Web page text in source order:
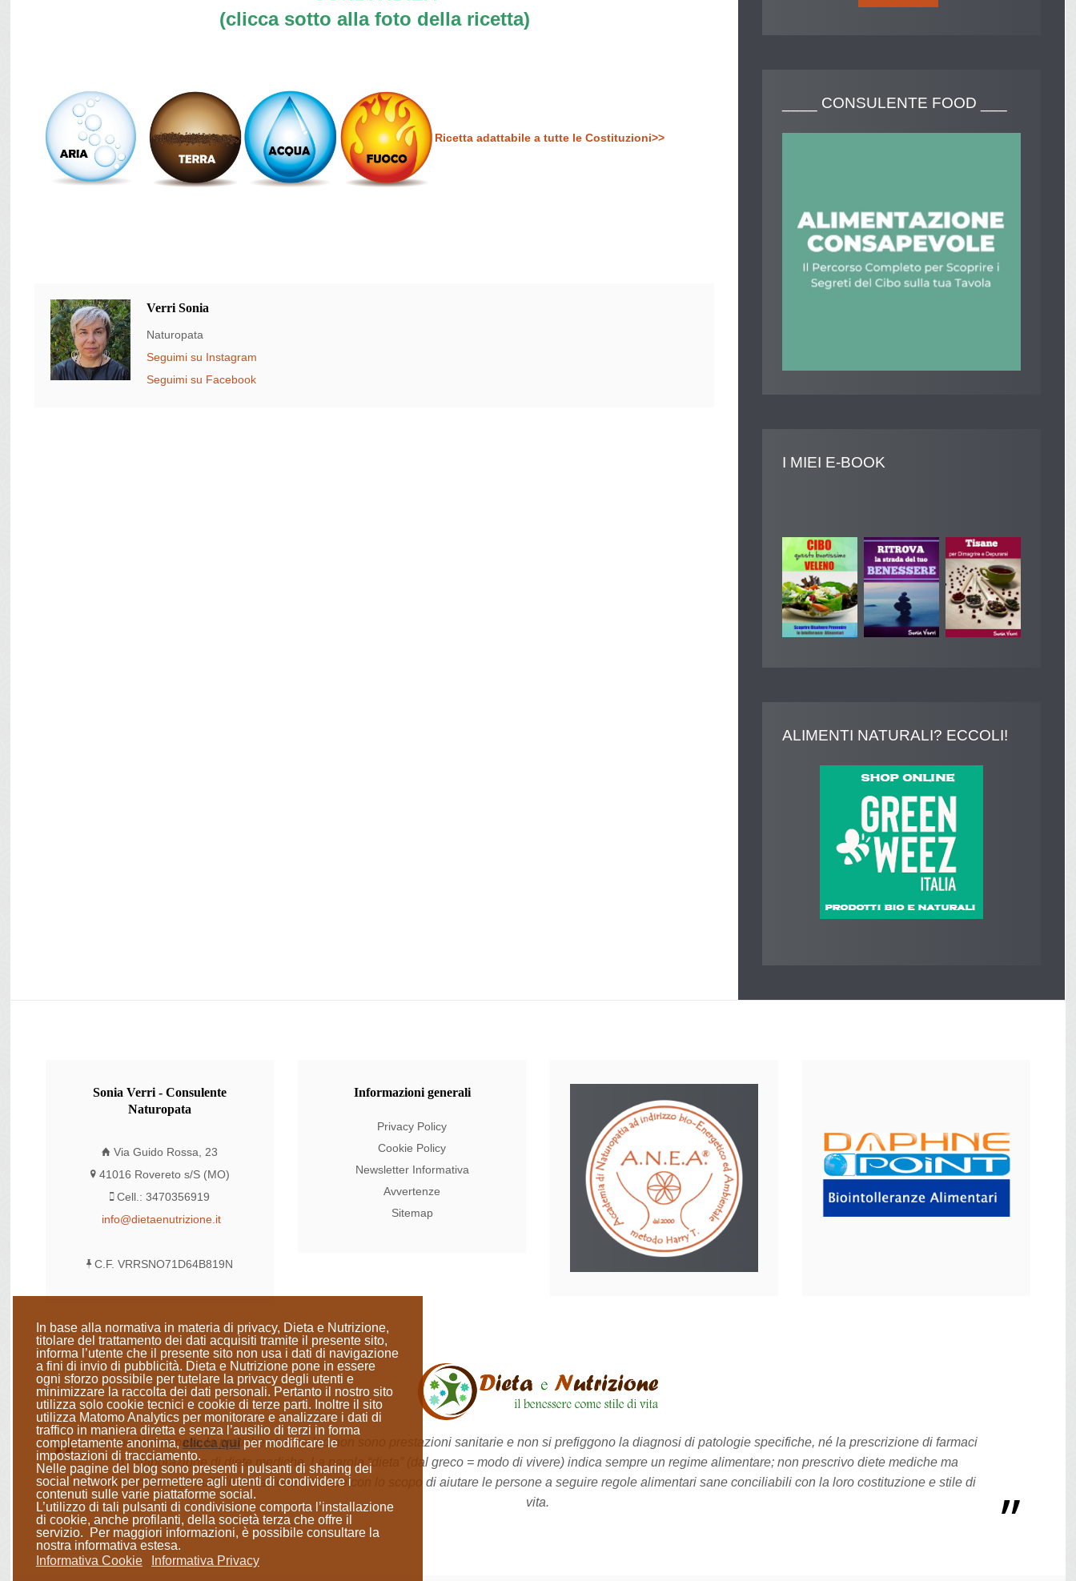
In base alla normativa in materia di privacy, Dieta e Nutrizione,
titolare del trattamento dei dati acquisiti tramite il presente sito,
informa l’utente che il presente sito non usa i dati di navigazione
a fini di invio di pubblicità. Dieta e Nutrizione pone in essere
ogni sforzo possibile per tutelare la privacy degli utenti e
minimizzare la raccolta dei dati personali. Pertanto il nostro sito
utilizza solo cookie tecnici e cookie di terze parti. Inoltre il sito
utilizza Matomo Analytics per monitorare e analizzare i dati di
traffico in maniera diretta e senza l’ausilio di terzi in forma
completamente anonima, clicca qui per modificare le
impostazioni di tracciamento.
Nelle pagine del blog sono presenti i pulsanti di sharing dei
social network per permettere agli utenti di condividere i
contenuti sulle varie piattaforme social.
L’utilizzo di tali pulsanti di condivisione comporta l’installazione
di cookie, anche profilanti, della società terza che offre il
servizio. Per maggiori informazioni, è possibile consultare la
nostra informativa estesa.
Informativa Cookie
Informativa Privacy
(clicca sotto alla foto della ricetta)
Ricetta adattabile a tutte le Costituzioni>>
Verri Sonia
Naturopata
Seguimi su Instagram
Seguimi su Facebook
CONSULENTE FOOD ___
I MIEI E-BOOK
ALIMENTI NATURALI? ECCOLI!
SoniaVerri - Consulente
Naturopata
Via Guido Rossa, 23
41016 Rovereto s/S (MO)
Cell.: 3470356919
info@dietaenutrizione.it
C.F. VRRSNO71D64B819N
Informazionigenerali
Privacy Policy
Cookie Policy
Newsletter Informativa
Avvertenze
Sitemap
Come Naturopata, le pratiche che svolgo non sono prestazioni sanitarie e non si prefiggono la diagnosi di patologie specifiche, né la prescrizione di farmaci
o l'elaborazione di diete mediche. La parola “dieta”
(dal greco = modo di vivere)indica sempre un regime alimentare; non prescrivo diete mediche ma
fornisco consigli sull'alimentazione naturale con lo scopo di aiutare le persone a seguire regole alimentari sane conciliabili con la loro costituzione e stile di
vita.